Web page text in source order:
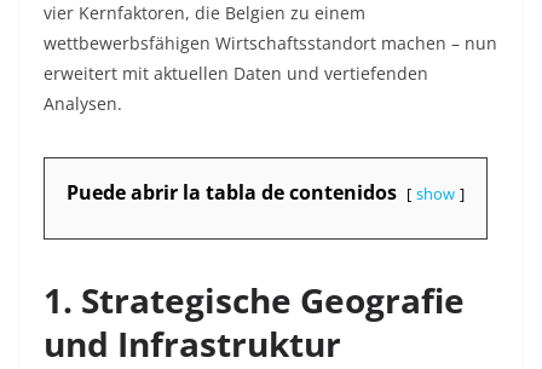
vier Kernfaktoren, die Belgien zu einem
wettbewerbsfähigen Wirtschaftsstandort machen – nun
erweitert mit aktuellen Daten und vertiefenden
Analysen.
Puede abrir la tabla de contenidos show
1. Strategische Geografie
und Infrastruktur